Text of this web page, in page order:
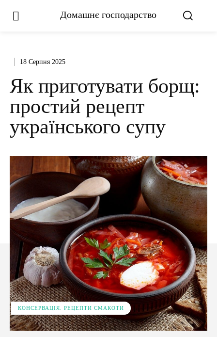
Домашнє господарство
18 Серпня 2025
Як приготувати борщ:
простий рецепт
українського супу
КОНСЕРВАЦІЯ. РЕЦЕПТИ СМАКОТИ